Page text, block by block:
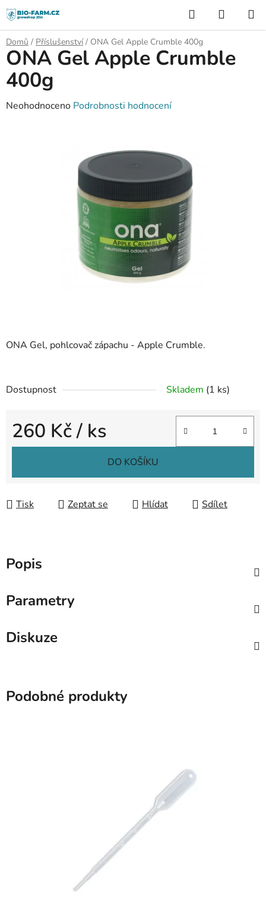
Přejít
na
obsah
Hledat
KOŠÍK
Domů / Příslušenství / ONA Gel Apple Crumble 400g
ONA Gel, pohlcovač zápachu - Apple Crumble.
Dostupnost Skladem (1 ks)
260 Kč/ ks
Měrná cena:
DO KOŠÍKU
Tisk Zeptat se Hlídat Sdílet
ONA Gel Apple Crumble
400g
Průměrné
Neohodnoceno Podrobnosti hodnocení
Popis
Parametry
Diskuze
Podobné produkty